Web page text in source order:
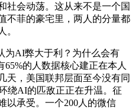
社会动荡。这从来不是一个国
不菲的豪宅里，两人的分量都
。
AI弊大于利？为什么会有
的人数据核心建正在本人
天，美国联邦层面至今没有同
绕AI的匹敌正正在升温。征
以承受。一个200人的微信